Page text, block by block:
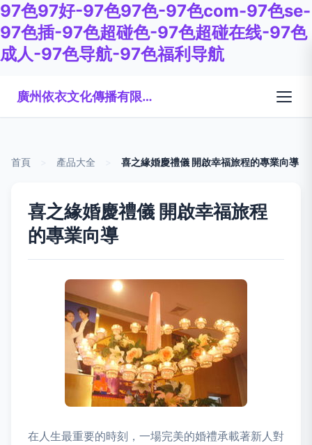
97色97好-97色97色-97色com-97色se-
97色插-97色超碰色-97色超碰在线-97色
成人-97色导航-97色福利导航
廣州依衣文化傳播有限公司
首頁 產品大全 喜之緣婚慶禮儀 開啟幸福旅程的專業向導
喜之緣婚慶禮儀 開啟幸福旅程
的專業向導
在人生最重要的時刻，一場完美的婚禮承載著新人對